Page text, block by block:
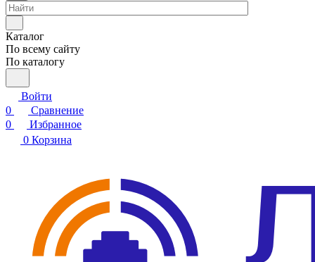
Каталог
По всему сайту
По каталогу
Войти
0
Сравнение
0
Избранное
0 Корзина